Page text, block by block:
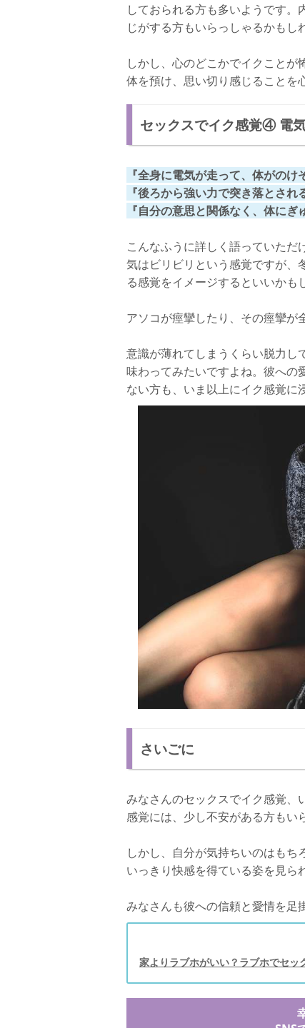
しておられる方も多いようです
じがする方もいらっしゃるかもし
しかし、心のどこかでイクこと
体を預け、思い切り感じることを
セックスでイク感覚④ 電
『全身に電気が走って、体がの
『後ろから強い力で突き落とさ
『自分の意思と関係なく、体に
こんなふうに詳しく語っていた
気はビリビリという感覚ですが、
る感覚をイメージするといいかも
アソコが痙攣したり、その痙攣が
意識が薄れてしまうくらい脱力し
味わってみたいですよね。彼への
ない方も、いま以上にイク感覚に
さいごに
みなさんのセックスでイク感覚、
感覚には、少し不安がある方もい
しかし、自分が気持ちいのはも
いっきり快感を得ている姿を見ら
みなさんも彼への信頼と愛情を足
家よりラブホがいい？ラブホでセッ